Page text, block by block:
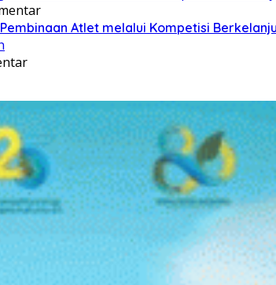
Atlet melalui Kompetisi